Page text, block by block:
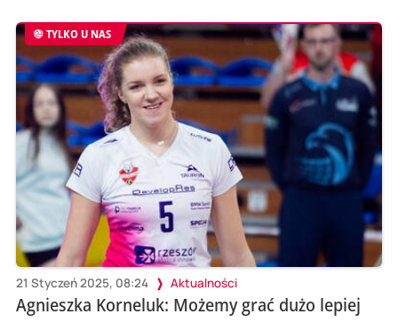
TYLKO U NAS
21 Styczeń 2025, 08:24 Aktualności
Agnieszka Korneluk: Możemy grać dużo lepiej